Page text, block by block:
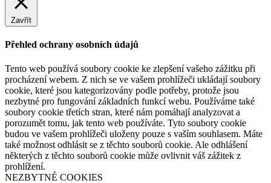
Zavřít
Přehled ochrany osobních údajů
Tento web používá soubory cookie ke zlepšení vašeho zážitku při
procházení webem. Z nich se ve vašem prohlížeči ukládají soubory
cookie, které jsou kategorizovány podle potřeby, protože jsou
nezbytné pro fungování základních funkcí webu. Používáme také
soubory cookie třetích stran, které nám pomáhají analyzovat a
porozumět tomu, jak tento web používáte. Tyto soubory cookie
budou ve vašem prohlížeči uloženy pouze s vaším souhlasem. Máte
také možnost odhlásit se z těchto souborů cookie. Ale odhlášení
některých z těchto souborů cookie může ovlivnit váš zážitek z
prohlížení.
NEZBYTNÉ COOKIES